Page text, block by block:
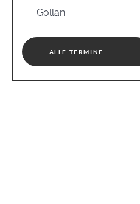
Gollan
ALLE TERMINE